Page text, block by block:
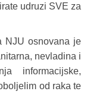
udruzi SVE za
NJU osnovana je
nevladina i
informacijske,
od raka te